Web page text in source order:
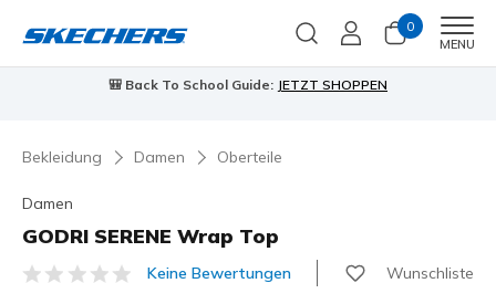
0
MENU
🎒 Back To School Guide: JETZT SHOPPEN
Bekleidung Damen Oberteile
Damen
GODRI SERENE Wrap Top
5 von 5 Kundenbewertungen
Keine Bewertungen Wunschliste